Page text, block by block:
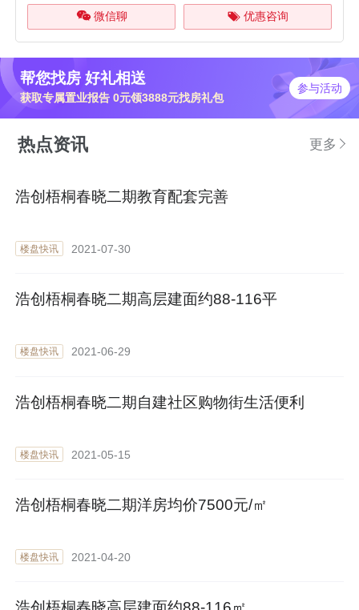
微信聊 优惠咨询
帮您找房 好礼相送
获取专属置业报告 0元领3888元找房礼包
参与活动
热点资讯 更多
浩创梧桐春晓二期教育配套完善
楼盘快讯 2021-07-30
浩创梧桐春晓二期高层建面约88-116平
楼盘快讯 2021-06-29
浩创梧桐春晓二期自建社区购物街生活便利
楼盘快讯 2021-05-15
浩创梧桐春晓二期洋房均价7500元/㎡
楼盘快讯 2021-04-20